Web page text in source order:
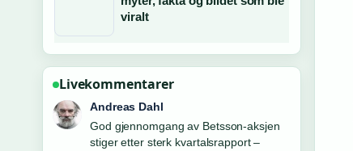
viralt
Livekommentarer
Andreas Dahl
God gjennomgang av Betsson-aksjen
stiger etter sterk kvartalsrapport –